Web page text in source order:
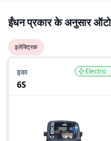
ईंधन प्रकार के अनुसार ऑटो
इलेक्ट्रिक
इका
6S
Electric